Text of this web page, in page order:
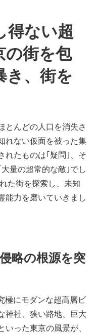
得ない超
の街を包
き、街を
とんどの人口を消失さ
れない仮面を被った集
れたものは｢疑問｣、そ
量の超常的な敵｣でし
た街を探索し、未知
能力を磨いていきまし
略の根源を突
にモダンな超高層ビ
神社、狭い路地、巨大
った東京の風景が、